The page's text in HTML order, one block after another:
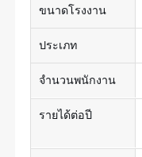
ขนาดโรงงาน
ประเภท
จำนวนพนักงาน
รายได้ต่อปี